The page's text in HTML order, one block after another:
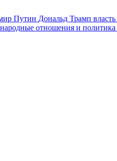
Путин Дональд Трамп власть
отношения и политика